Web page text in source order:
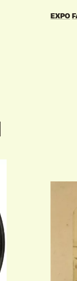
EXPO